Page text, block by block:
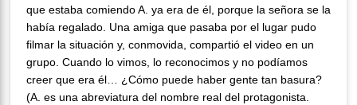
que estaba comiendo A. ya era de él, porque la señora se la
había regalado. Una amiga que pasaba por el lugar pudo
filmar la situación y, conmovida, compartió el video en un
grupo. Cuando lo vimos, lo reconocimos y no podíamos
creer que era él… ¿Cómo puede haber gente tan basura?
(A. es una abreviatura del nombre real del protagonista.